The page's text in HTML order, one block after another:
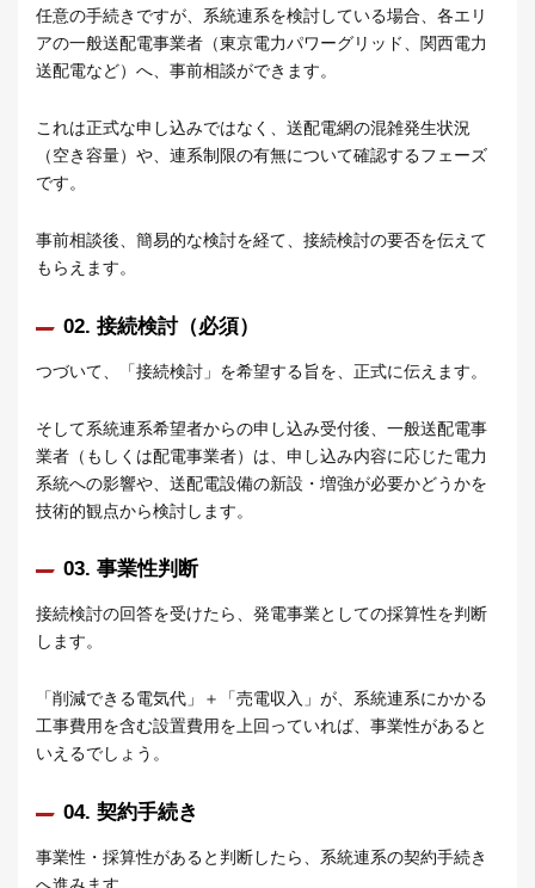
任意の手続きですが、系統連系を検討している場合、各エリ
アの一般送配電事業者（東京電力パワーグリッド、関西電力
送配電など）へ、事前相談ができます。
これは正式な申し込みではなく、送配電網の混雑発生状況
（空き容量）や、連系制限の有無について確認するフェーズ
です。
事前相談後、簡易的な検討を経て、接続検討の要否を伝えて
もらえます。
02. 接続検討（必須）
つづいて、「接続検討」を希望する旨を、正式に伝えます。
そして系統連系希望者からの申し込み受付後、一般送配電事
業者（もしくは配電事業者）は、申し込み内容に応じた電力
系統への影響や、送配電設備の新設・増強が必要かどうかを
技術的観点から検討します。
03. 事業性判断
接続検討の回答を受けたら、発電事業としての採算性を判断
します。
「削減できる電気代」＋「売電収入」が、系統連系にかかる
工事費用を含む設置費用を上回っていれば、事業性があると
いえるでしょう。
04. 契約手続き
事業性・採算性があると判断したら、系統連系の契約手続き